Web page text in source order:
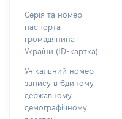
Серія та номер
паспорта
громадянина
України (ID-картка):
Унікальний номер
запису в Єдиному
державному
демографічному